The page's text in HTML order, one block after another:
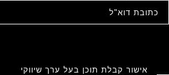
אישור קבלת תוכן בעל ערך שיווקי